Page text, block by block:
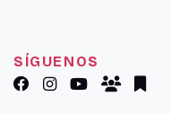
SÍGUENOS